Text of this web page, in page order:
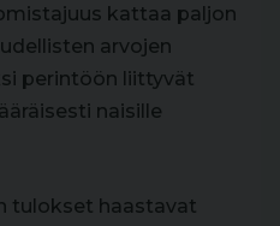
kattaa paljon
arvojen
perintöön liittyvät
naisille
tulokset haastavat